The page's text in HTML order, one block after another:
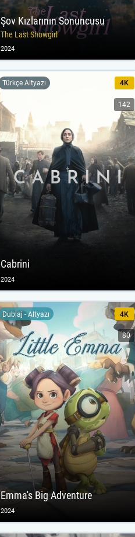
Şov Kızlarının Sonuncusu
The Last Showgirl
2024
Cabrini
Türkçe Altyazı 4K
142
2024
Emma's Big Adventure
Dublaj - Altyazı 4K
80
2024